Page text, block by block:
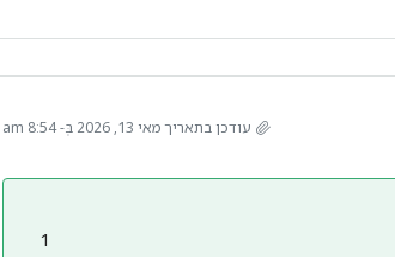
עודכן בתאריך מאי 13, 2026 בְּ- 8:54 am
1